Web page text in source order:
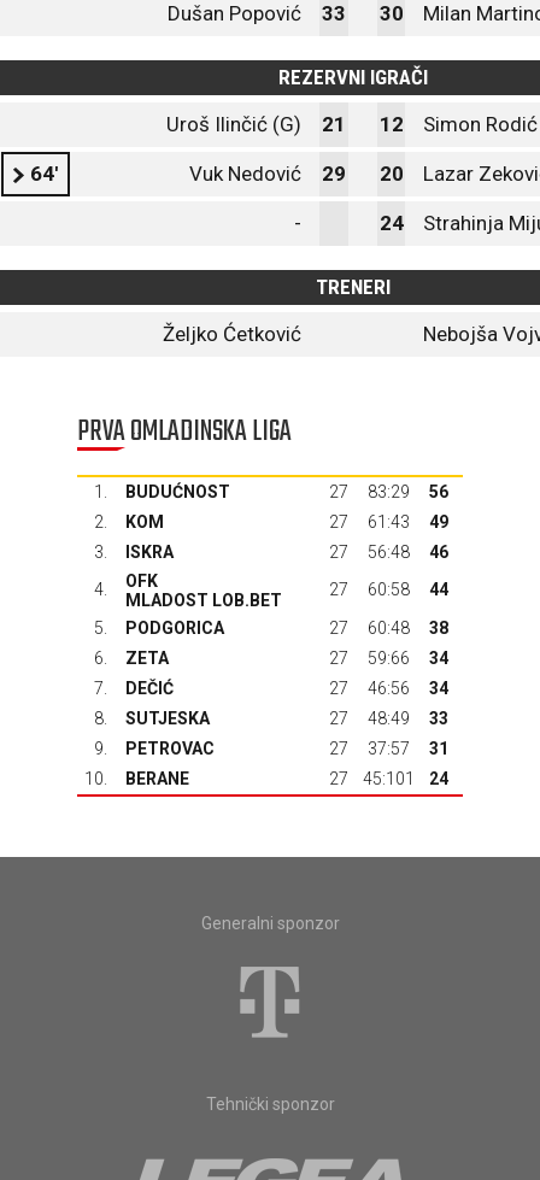
Dušan Popović 33 30 Milan
REZERVNI IGRAČI
Uroš Ilinčić (G)
21 12 Simon
64' Vuk Nedović 29 20 Lazar
- 24 Strahinja
TRENERI
Željko Ćetković
Nebojša
PRVA OMLADINSKA LIGA
1. BUDUĆNOST 27 83:29
56
2.
KOM 27 61:43
49
3.
ISKRA 27 56:48
46
4.
OFK
MLADOST LOB.BET
27 60:58
44
5.
PODGORICA 27 60:48
38
6.
ZETA 27 59:66
34
7.
DEČIĆ 27 46:56
34
8.
SUTJESKA 27 48:49
33
9.
PETROVAC 27 37:57
31
10.
BERANE 27 45:101 24
Generalni sponzor
Tehnički sponzor